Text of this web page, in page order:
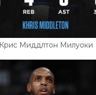
Крис Миддлтон Милуоки